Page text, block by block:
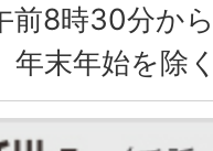
前8時30分か
年末年始を除